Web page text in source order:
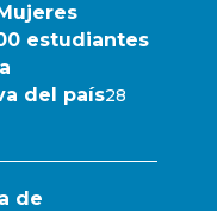
estudiantes
del país28
de